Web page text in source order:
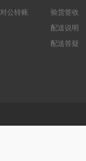
对公转账
验货签收
配送说明
配送答疑